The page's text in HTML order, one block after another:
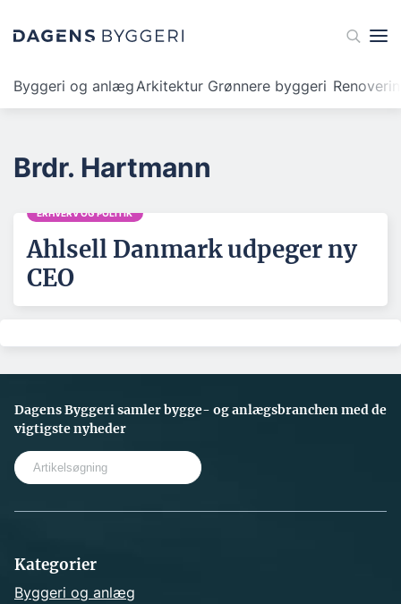
Byggeri og anlægArkitektur Grønnere byggeri
Brdr. Hartmann
ERHVERV OG POLITIK
Ahlsell Danmark udpeger ny
CEO
Dagens Byggeri samler bygge- og anlægsbranchen med de
vigtigste nyheder
Kategorier
Byggeri og anlæg